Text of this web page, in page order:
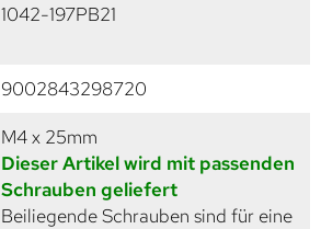
1042-197PB21
9002843298720
M4 x 25mm
Dieser Artikel wird mit passenden
Schrauben geliefert
Beiliegende Schrauben sind für eine